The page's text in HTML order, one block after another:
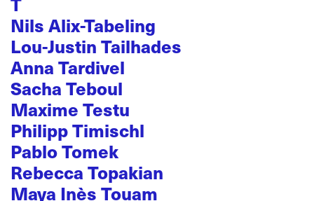
Nils Alix-Tabeling
Lou-Justin Tailhades
Anna Tardivel
Sacha Teboul
Maxime Testu
Philipp Timischl
Pablo Tomek
Rebecca Topakian
Maya Inès Touam